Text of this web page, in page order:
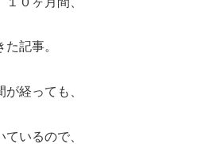
記事。
経っても、
いるので、